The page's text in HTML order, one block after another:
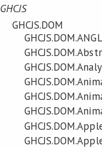
GHCJS
GHCJS.DOM